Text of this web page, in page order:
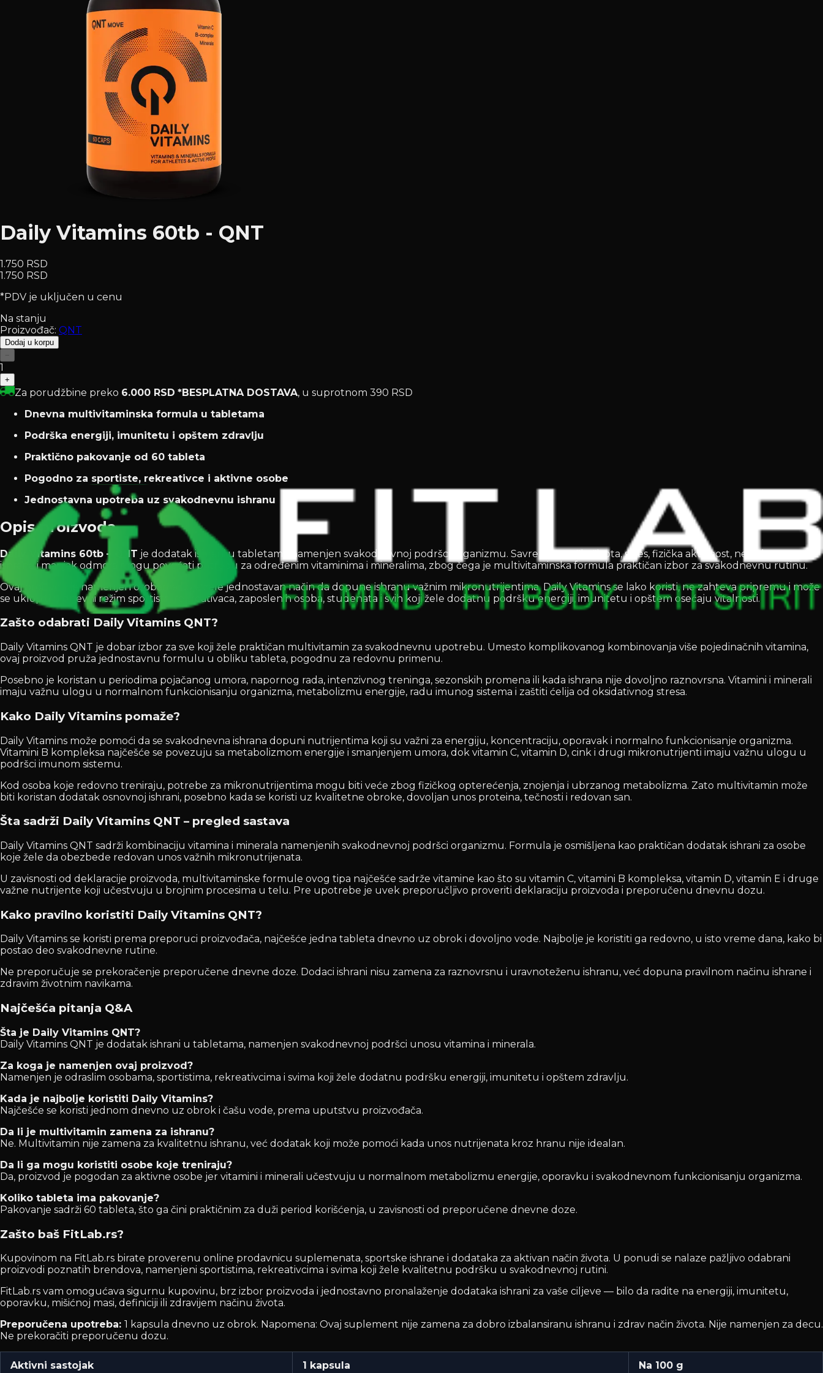
Daily Vitamins 60tb - QNT
1.750 RSD
1.750 RSD
*PDV je uključen u cenu
Na stanju
Proizvođač: QNT
Dodaj u korpu
−
1
+
Za porudžbine preko 6.000 RSD *BESPLATNA DOSTAVA, u suprotnom 390 RSD
Dnevna multivitaminska formula u tabletama
Podrška energiji, imunitetu i opštem zdravlju
Praktično pakovanje od 60 tableta
Pogodno za sportiste, rekreativce i aktivne osobe
Jednostavna upotreba uz svakodnevnu ishranu
Opis proizvoda
Daily Vitamins 60tb – QNT je dodatak ishrani u tabletama namenjen svakodnevnoj podršci organizmu. Savremen način života, stres, fizička aktivnost, neredovna
ishrana i manjak odmora mogu povećati potrebu za određenim vitaminima i mineralima, zbog čega je multivitaminska formula praktičan izbor za svakodnevnu rutinu.
Ovaj proizvod je namenjen osobama koje žele jednostavan način da dopune ishranu važnim mikronutrijentima. Daily Vitamins se lako koristi, ne zahteva pripremu i može
se uklopiti u dnevni režim sportista, rekreativaca, zaposlenih osoba, studenata i svih koji žele dodatnu podršku energiji, imunitetu i opštem osećaju vitalnosti.
Zašto odabrati Daily Vitamins QNT?
Daily Vitamins QNT je dobar izbor za sve koji žele praktičan multivitamin za svakodnevnu upotrebu. Umesto komplikovanog kombinovanja više pojedinačnih vitamina,
ovaj proizvod pruža jednostavnu formulu u obliku tableta, pogodnu za redovnu primenu.
Posebno je koristan u periodima pojačanog umora, napornog rada, intenzivnog treninga, sezonskih promena ili kada ishrana nije dovoljno raznovrsna. Vitamini i minerali
imaju važnu ulogu u normalnom funkcionisanju organizma, metabolizmu energije, radu imunog sistema i zaštiti ćelija od oksidativnog stresa.
Kako Daily Vitamins pomaže?
Daily Vitamins može pomoći da se svakodnevna ishrana dopuni nutrijentima koji su važni za energiju, koncentraciju, oporavak i normalno funkcionisanje organizma.
Vitamini B kompleksa najčešće se povezuju sa metabolizmom energije i smanjenjem umora, dok vitamin C, vitamin D, cink i drugi mikronutrijenti imaju važnu ulogu u
podršci imunom sistemu.
Kod osoba koje redovno treniraju, potrebe za mikronutrijentima mogu biti veće zbog fizičkog opterećenja, znojenja i ubrzanog metabolizma. Zato multivitamin može
biti koristan dodatak osnovnoj ishrani, posebno kada se koristi uz kvalitetne obroke, dovoljan unos proteina, tečnosti i redovan san.
Šta sadrži Daily Vitamins QNT – pregled sastava
Daily Vitamins QNT sadrži kombinaciju vitamina i minerala namenjenih svakodnevnoj podršci organizmu. Formula je osmišljena kao praktičan dodatak ishrani za osobe
koje žele da obezbede redovan unos važnih mikronutrijenata.
U zavisnosti od deklaracije proizvoda, multivitaminske formule ovog tipa najčešće sadrže vitamine kao što su vitamin C, vitamini B kompleksa, vitamin D, vitamin E i druge
važne nutrijente koji učestvuju u brojnim procesima u telu. Pre upotrebe je uvek preporučljivo proveriti deklaraciju proizvoda i preporučenu dnevnu dozu.
Kako pravilno koristiti Daily Vitamins QNT?
Daily Vitamins se koristi prema preporuci proizvođača, najčešće jedna tableta dnevno uz obrok i dovoljno vode. Najbolje je koristiti ga redovno, u isto vreme dana, kako bi
postao deo svakodnevne rutine.
Ne preporučuje se prekoračenje preporučene dnevne doze. Dodaci ishrani nisu zamena za raznovrsnu i uravnoteženu ishranu, već dopuna pravilnom načinu ishrane i
zdravim životnim navikama.
Najčešća pitanja Q&A
Šta je Daily Vitamins QNT?
Daily Vitamins QNT je dodatak ishrani u tabletama, namenjen svakodnevnoj podršci unosu vitamina i minerala.
Za koga je namenjen ovaj proizvod?
Namenjen je odraslim osobama, sportistima, rekreativcima i svima koji žele dodatnu podršku energiji, imunitetu i opštem zdravlju.
Kada je najbolje koristiti Daily Vitamins?
Najčešće se koristi jednom dnevno uz obrok i čašu vode, prema uputstvu proizvođača.
Da li je multivitamin zamena za ishranu?
Ne. Multivitamin nije zamena za kvalitetnu ishranu, već dodatak koji može pomoći kada unos nutrijenata kroz hranu nije idealan.
Da li ga mogu koristiti osobe koje treniraju?
Da, proizvod je pogodan za aktivne osobe jer vitamini i minerali učestvuju u normalnom metabolizmu energije, oporavku i svakodnevnom funkcionisanju organizma.
Koliko tableta ima pakovanje?
Pakovanje sadrži 60 tableta, što ga čini praktičnim za duži period korišćenja, u zavisnosti od preporučene dnevne doze.
Zašto baš FitLab.rs?
Kupovinom na FitLab.rs birate proverenu online prodavnicu suplemenata, sportske ishrane i dodataka za aktivan način života. U ponudi se nalaze pažljivo odabrani
proizvodi poznatih brendova, namenjeni sportistima, rekreativcima i svima koji žele kvalitetnu podršku u svakodnevnoj rutini.
FitLab.rs vam omogućava sigurnu kupovinu, brz izbor proizvoda i jednostavno pronalaženje dodataka ishrani za vaše ciljeve — bilo da radite na energiji, imunitetu,
oporavku, mišićnoj masi, definiciji ili zdravijem načinu života.
Preporučena upotreba: 1 kapsula dnevno uz obrok. Napomena: Ovaj suplement nije zamena za dobro izbalansiranu ishranu i zdrav način života. Nije namenjen za decu.
Ne prekoračiti preporučenu dozu.
Aktivni sastojak 1 kapsula Na 100 g